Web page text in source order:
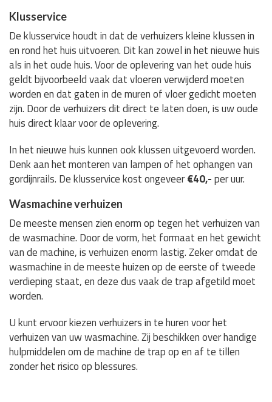
Klusservice
De klusservice houdt in dat de verhuizers kleine klussen in
en rond het huis uitvoeren. Dit kan zowel in het nieuwe huis
als in het oude huis. Voor de oplevering van het oude huis
geldt bijvoorbeeld vaak dat vloeren verwijderd moeten
worden en dat gaten in de muren of vloer gedicht moeten
zijn. Door de verhuizers dit direct te laten doen, is uw oude
huis direct klaar voor de oplevering.
In het nieuwe huis kunnen ook klussen uitgevoerd worden.
Denk aan het monteren van lampen of het ophangen van
gordijnrails. De klusservice kost ongeveer€40,-per uur.
Wasmachine verhuizen
De meeste mensen zien enorm op tegen het verhuizen van
de wasmachine. Door de vorm, het formaat en het gewicht
van de machine, is verhuizen enorm lastig. Zeker omdat de
wasmachine in de meeste huizen op de eerste of tweede
verdieping staat, en deze dus vaak de trap afgetild moet
worden.
U kunt ervoor kiezen verhuizers in te huren voor het
verhuizen van uw wasmachine. Zij beschikken over handige
hulpmiddelen om de machine de trap op en af te tillen
zonder het risico op blessures.